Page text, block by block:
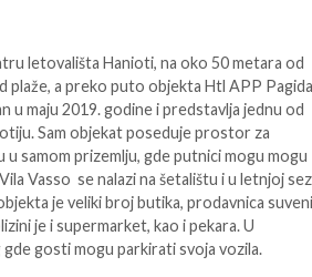
letovališta Hanioti, na oko 50 metara od
plaže, a preko puto objekta Htl APP
u maju 2019. godine i predstavlja jednu od
Sam objekat poseduje prostor za
samom prizemlju, gde putnici mogu mogu
Vasso se nalazi na šetalištu i u letnjoj
je veliki broj butika, prodavnica
je i supermarket, kao i pekara. U
gosti mogu parkirati svoja vozila.